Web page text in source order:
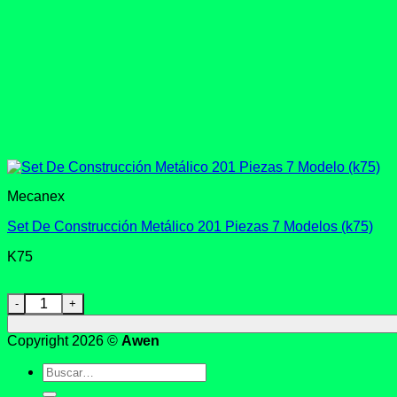
Mecanex
Set De Construcción Metálico 201 Piezas 7 Modelos (k75)
K75
Set De Construcción Metálico 201 Piezas 7 Modelos (k75)
Copyright 2026 © Awen
Buscar
por: